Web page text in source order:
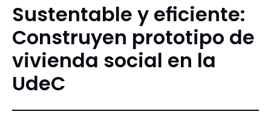
Sustentable y eficiente:
Construyen prototipo de
vivienda social en la
UdeC